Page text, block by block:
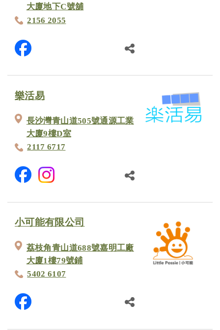
大廈地下C號舖
2156 2055
樂活易
長沙灣青山道505號通源工業
大廈9樓D室
2117 6717
小可能有限公司
荔枝角青山道688號嘉明工廠
大廈1樓79號鋪
5402 6107